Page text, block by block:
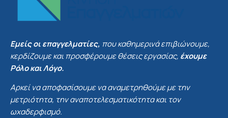
Εμείς οι επαγγελματίες, που καθημερινά επιβιώνουμε,
κερδίζουμε και προσφέρουμε θέσεις εργασίας, έχουμε
Ρόλο και Λόγο.
Αρκεί να αποφασίσουμε να αναμετρηθούμε με την
μετριότητα, την αναποτελεσματικότητα και τον
ωχαδερφισμό.